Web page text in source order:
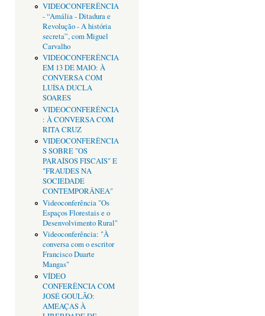
VIDEOCONFERÊNCIA
- “Amália - Ditadura e
Revolução - A história
secreta”, com Miguel
Carvalho
VIDEOCONFERÊNCIA
EM 13 DE MAIO: À
CONVERSA COM
LUÍSA DUCLA
SOARES
VIDEOCONFERÊNCIA
: À CONVERSA COM
RITA CRUZ
VIDEOCONFERÊNCIA
S SOBRE "OS
PARAÍSOS FISCAIS" E
"FRAUDES NA
SOCIEDADE
CONTEMPORÂNEA"
Videoconferência "Os
Espaços Florestais e o
Desenvolvimento Rural"
Videoconferência: "À
conversa com o escritor
Francisco Duarte
Mangas"
VÍDEO
CONFERÊNCIA COM
JOSÉ GOULÃO:
AMEAÇAS À